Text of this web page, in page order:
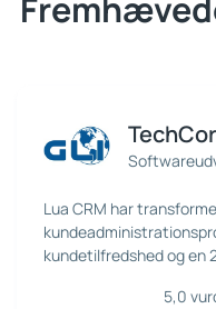
Lua CRM har
kundetilfredshed og en
5,0